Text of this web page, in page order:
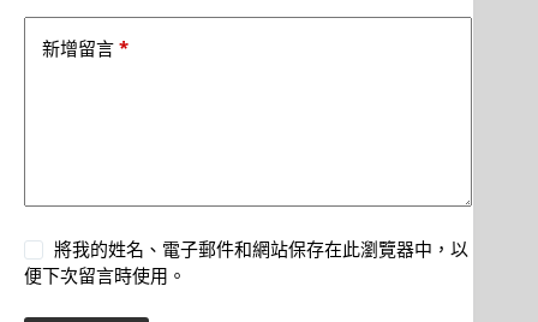
新增留言 *
將我的姓名、電子郵件和網站保存在此瀏覽器中，以
便下次留言時使用。